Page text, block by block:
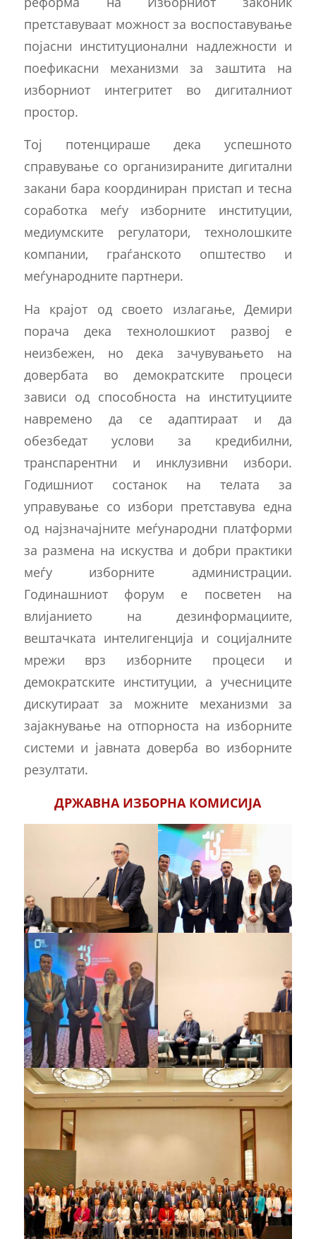
претставуваат можност за воспоставување
појасни институционални надлежности и
поефикасни механизми за заштита на
изборниот интегритет во дигиталниот
простор.
Тој потенцираше дека успешното
справување со организираните дигитални
закани бара координиран пристап и тесна
соработка меѓу изборните институции,
медиумските регулатори, технолошките
компании, граѓанското општество и
меѓународните партнери.
На крајот од своето излагање, Демири
порача дека технолошкиот развој е
неизбежен, но дека зачувувањето на
довербата во демократските процеси
зависи од способноста на институциите
навремено да се адаптираат и да
обезбедат услови за кредибилни,
транспарентни и инклузивни избори.
Годишниот состанок на телата за
управување со избори претставува една
од најзначајните меѓународни платформи
за размена на искуства и добри практики
меѓу изборните администрации.
Годинашниот форум е посветен на
влијанието на дезинформациите,
вештачката интелигенција и социјалните
мрежи врз изборните процеси и
демократските институции, а учесниците
дискутираат за можните механизми за
зајакнување на отпорноста на изборните
системи и јавната доверба во изборните
резултати.
ДРЖАВНА ИЗБОРНА КОМИСИЈА